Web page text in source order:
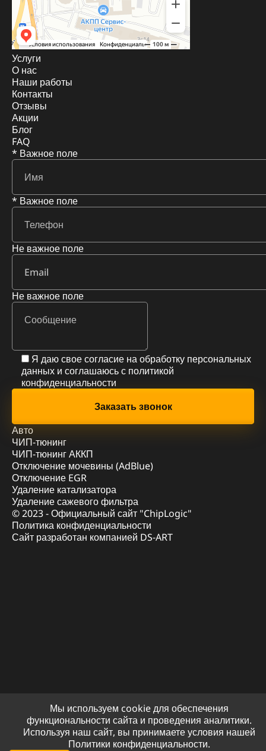
Услуги
О нас
Наши работы
Контакты
Отзывы
Акции
Блог
FAQ
* Важное поле
* Важное поле
Не важное поле
Не важное поле
Я даю свое согласие на обработку персональных
данных и соглашаюсь с политикой
конфиденциальности
Авто
ЧИП-тюнинг
ЧИП-тюнинг АККП
Отключение мочевины (AdBlue)
Отключение EGR
Удаление катализатора
Удаление сажевого фильтра
© 2023 - Официальный сайт "ChipLogic"
Политика конфиденциальности
Сайт разработан компанией DS-ART
Мы используем cookie для обеспечения
функциональности сайта и проведения аналитики.
Используя наш сайт, вы принимаете условия нашей
Политики конфиденциальности.